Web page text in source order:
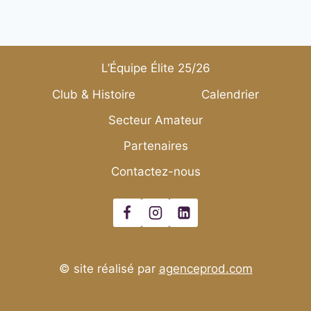
L’Équipe Élite 25/26
Club & Histoire
Calendrier
Secteur Amateur
Partenaires
Contactez-nous
© site réalisé par agenceprod.com